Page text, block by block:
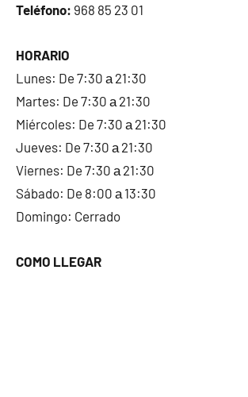
Teléfono: 968 85 23 01
HORARIO
Lunes: De 7:30 а 21:30
Martes: De 7:30 а 21:30
Miércoles: De 7:30 а 21:30
Jueves: De 7:30 а 21:30
Viernes: De 7:30 а 21:30
Sábado: De 8:00 а 13:30
Domingo: Cerrado
COMO LLEGAR